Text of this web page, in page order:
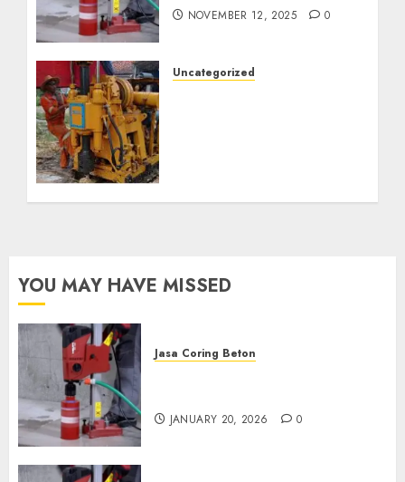
NOVEMBER 12, 2025 0
Uncategorized
YOU MAY HAVE MISSED
Jasa Coring Beton
JANUARY 20, 2026 0